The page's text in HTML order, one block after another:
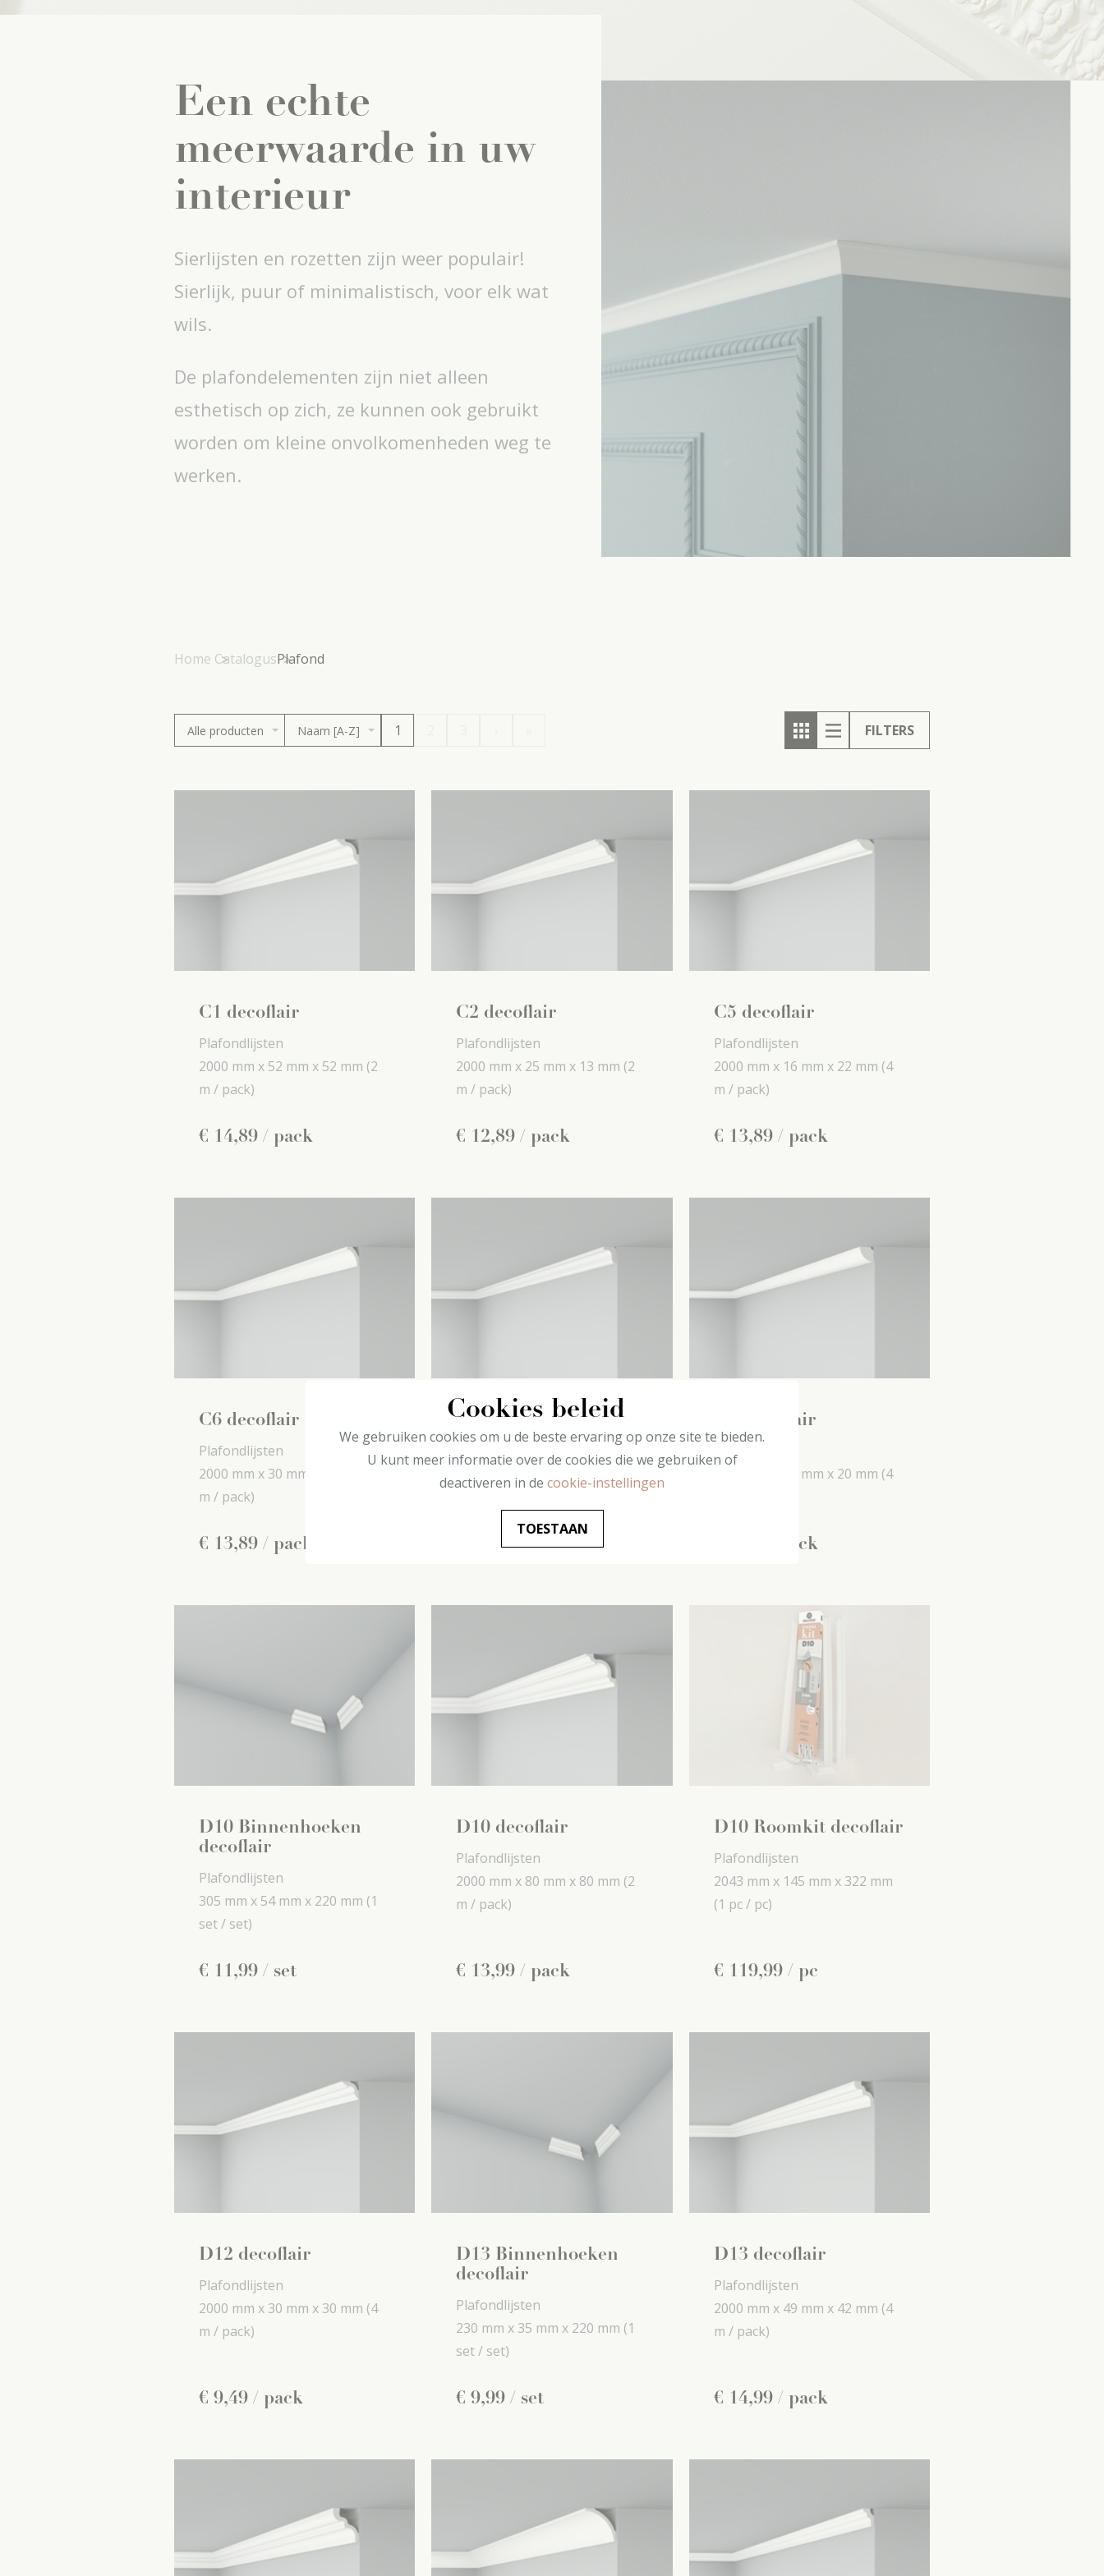
Een echte
meerwaarde in uw
interieur
Sierlijsten en rozetten zijn weer populair!
Sierlijk, puur of minimalistisch, voor elk wat
wils.
De plafondelementen zijn niet alleen
esthetisch op zich, ze kunnen ook gebruikt
worden om kleine onvolkomenheden weg te
werken.
Home CatalogusPlafond
Alle producten Naam [A-Z] 1 FILTERS
C1 decoflair
Plafondlijsten
2000 mm x 52 mm x 52 mm (2
m / pack)
€ 14,89 / pack
C2 decoflair
Plafondlijsten
2000 mm x 25 mm x 13 mm (2
m / pack)
€ 12,89 / pack
C5 decoflair
Plafondlijsten
2000 mm x 16 mm x 22 mm (4
m / pack)
€ 13,89/ pack
C6 decoflair
Plafondlijsten
2000 mm x 30 mm x
m / pack)
€ 13,89 / pack
D0 decoflair
Plafondlijsten
2000 mm x
25 mm x 20 mm
(4
19/ pack
D1 decoflair
Plafondlijsten
20 mm x 20 mm (4
/ pack
D10 Binnenhoeken
decoflair
Plafondlijsten
305 mm x 54 mm x 220 mm (1
set / set)
€ 11,99 / set
D10 decoflair
Plafondlijsten
2000 mm x 80 mm x 80 mm (2
m / pack)
€ 13,99 / pack
D10 Roomkit decoflair
Plafondlijsten
2043 mm x 145 mm x 322 mm
(1 pc / pc)
€ 119,99/ pc
D12 decoflair
Plafondlijsten
2000 mm x 30 mm x 30 mm (4
m / pack)
€ 9,49 / pack
D13 Binnenhoeken
decoflair
Plafondlijsten
230 mm x 35 mm x 220 mm (1
set / set)
€9,99 / set
D13 decoflair
Plafondlijsten
2000 mm x 49 mm x 42 mm (4
m / pack)
€ 14,99/ pack
Cookies beleid
We gebruiken cookies om u de beste ervaring op onze site te bieden.
U kunt meer informatie over de cookies die we gebruiken of
deactiveren in de cookie-instellingen
TOESTAAN